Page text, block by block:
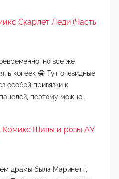
Скарлет Леди (Часть
но всё же
копеек 😁 Тут очевидные
особой привязки к
поэтому можно…
Комикс Шипы и розы АУ
драмы была Маринетт,